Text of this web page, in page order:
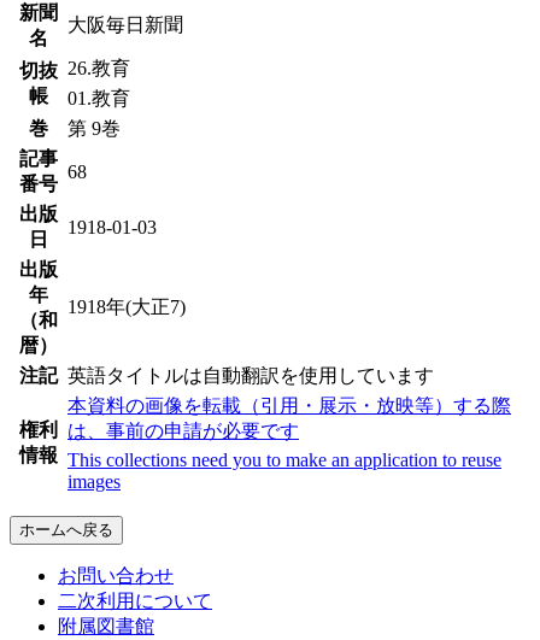
新聞
名
大阪毎日新聞
切抜
帳
26.教育
01.教育
巻
第 9巻
記事
番号
68
出版
日
1918-01-03
出版
年
（和
暦）
1918年(大正7)
注記 英語タイトルは自動翻訳を使用しています
権利
情報
本資料の画像を転載（引用・展示・放映等）する際
は、事前の申請が必要です
This collections need you to make an application to reuse
images
ホームへ戻る
お問い合わせ
二次利用について
附属図書館